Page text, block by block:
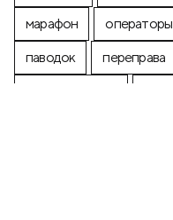
марафон
операторы
паводок
переправа